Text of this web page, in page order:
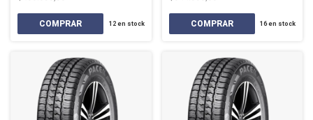
12en stock 16en stock